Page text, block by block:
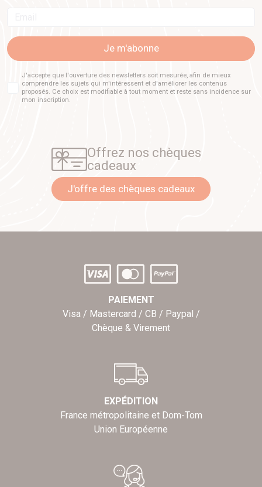
Je m'abonne
J'accepte que l'ouverture des newsletters soit mesurée, afin de mieux
comprendre les sujets qui m'intéressent et d'améliorer les contenus
proposés. Ce choix est modifiable à tout moment et reste sans incidence sur
mon inscription.
Offrez nos chèques
cadeaux
J'offre des chèques cadeaux
PAIEMENT
Visa / Mastercard / CB / Paypal /
Chèque & Virement
EXPÉDITION
France métropolitaine et Dom-Tom
Union Européenne